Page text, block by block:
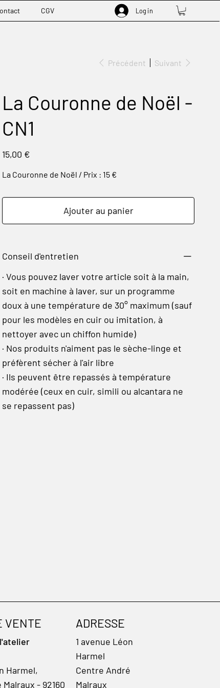
Log in
CGV
Précédent Suivant
La Couronne de Noël -
CN1
15,00 €
La Couronne de Noël / Prix : 15 €
Ajouter au panier
Conseil d'entretien
· Vous pouvez laver votre article soit à la main,
soit en machine à laver, sur un programme
doux à une température de 30° maximum (sauf
pour les modèles en cuir ou imitation, à
nettoyer avec un chiffon humide)
· Nos produits n'aiment pas le sèche-linge et
préfèrent sécher à l'air libre
· Ils peuvent être repassés à température
modérée (ceux en cuir, simili ou alcantara ne
se repassent pas)
ADRESSE
1 avenue Léon
Harmel
Centre André
Malraux
VENTE
Harmel,
- 92160